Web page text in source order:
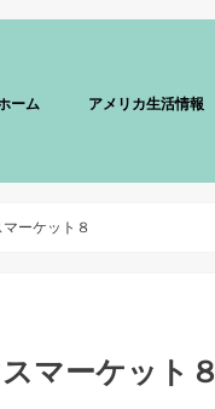
ーム アメリカ生活情報
ーケット８
マーケット８